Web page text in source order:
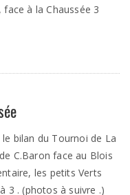
à la Chaussée 3
bilan du Tournoi de La
C.Baron face au Blois
les petits Verts
3 . (photos à suivre .)